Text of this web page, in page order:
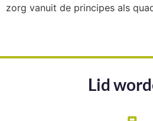
zorg vanuit de principes als
Lid